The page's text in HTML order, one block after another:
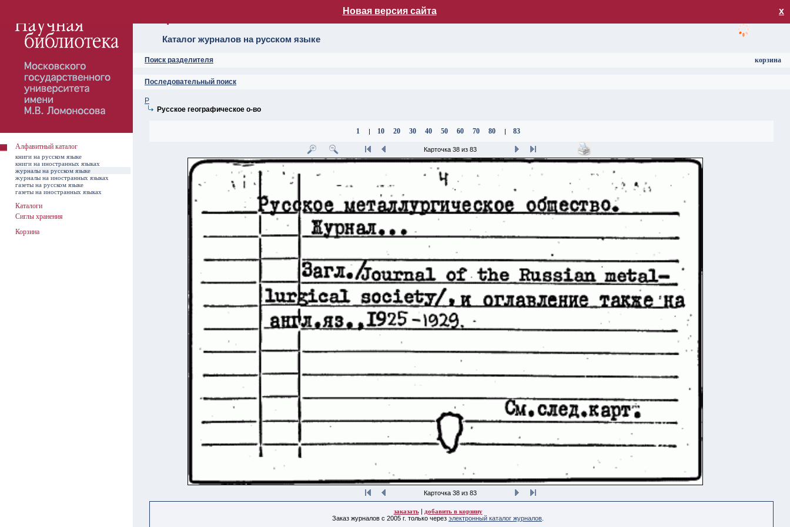
Новая версия сайта х
Каталог журналов на русском языке
Поиск разделителя
Последовательный поиск
корзина
Р
Русское географическое о-во
1 | 10 20 30 40 50 60 70 80 | 83
Карточка 38 из 83
Карточка 38 из 83
заказать| добавить в корзину
Заказ журналов с 2005 г. только через электронный каталог журналов
Алфавитный каталог
книги на русском языке
книги на иностранных языках
журналы на русском языке
журналы на иностранных языках
газеты на русском языке
газеты на иностранных языках
Каталоги
Сиглы хранения
Корзина